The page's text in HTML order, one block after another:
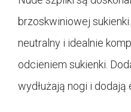
brzoskwiniowej
neutralny i idealnie
odcieniem sukienki.
wydłużają nogi i dodają